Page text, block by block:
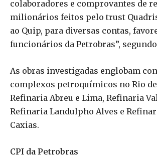
colaboradores e comprovantes de
milionários feitos pelo trust
ao Quip, para diversas contas,
funcionários da Petrobras”, segundo
As obras investigadas englobam
complexos petroquímicos no Rio
Refinaria Abreu e Lima, Refinaria
Refinaria Landulpho Alves e
Caxias.
CPI da Petrobras